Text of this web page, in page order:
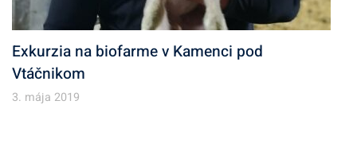
Exkurzia na biofarme v Kamenci pod
Vtáčnikom
3. mája 2019